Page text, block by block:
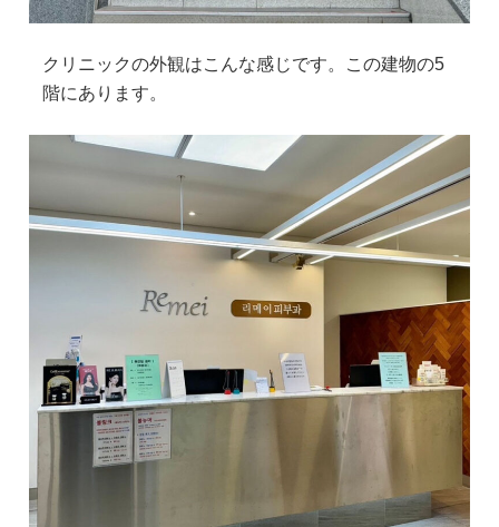
クリニックの外観はこんな感じです。この建物の5
階にあります。